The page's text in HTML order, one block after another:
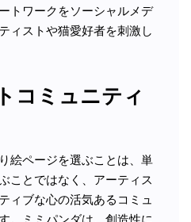
トワークをソーシャルメデ
ィストや猫愛好者を刺激し
コミュニティ
絵ページを選ぶことは、単
ことではなく、アーティス
ィブな心の活気あるコミュ
。ミミパンダは、創造性に